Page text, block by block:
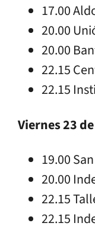
17.00
20.00
20.00
22.15
22.15
Viernes 23
19.00
20.00
22.15
22.15